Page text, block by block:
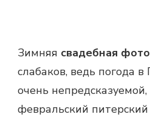
Зимняя свадебная
слабаков, ведь погода
очень
февральский